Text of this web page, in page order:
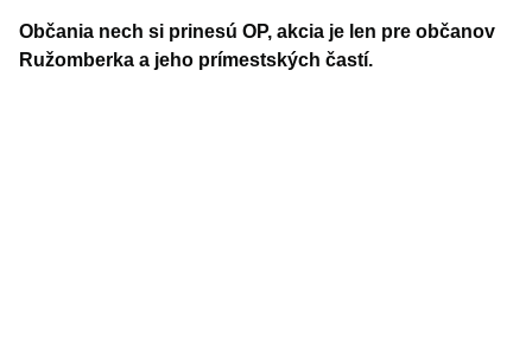
Občania nech si prinesú OP, akcia je len pre občanov
Ružomberka a jeho prímestských častí.